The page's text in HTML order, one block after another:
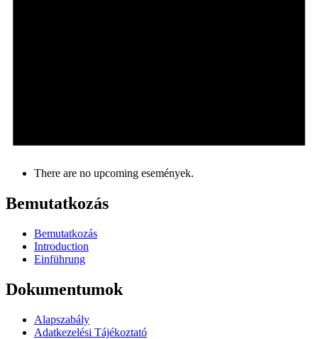
There are no upcoming események.
Bemutatkozás
Bemutatkozás
Introduction
Einführung
Dokumentumok
Alapszabály
Adatkezelési Tájékoztató